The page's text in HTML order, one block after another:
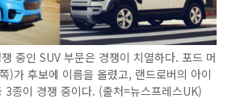
중인 SUV 부문은 경쟁이 치열하다. 포드 머
)가 후보에 이름을 올렸고, 랜드로버의 아이
3종이 경쟁 중이다. (출처=뉴스프레스UK)